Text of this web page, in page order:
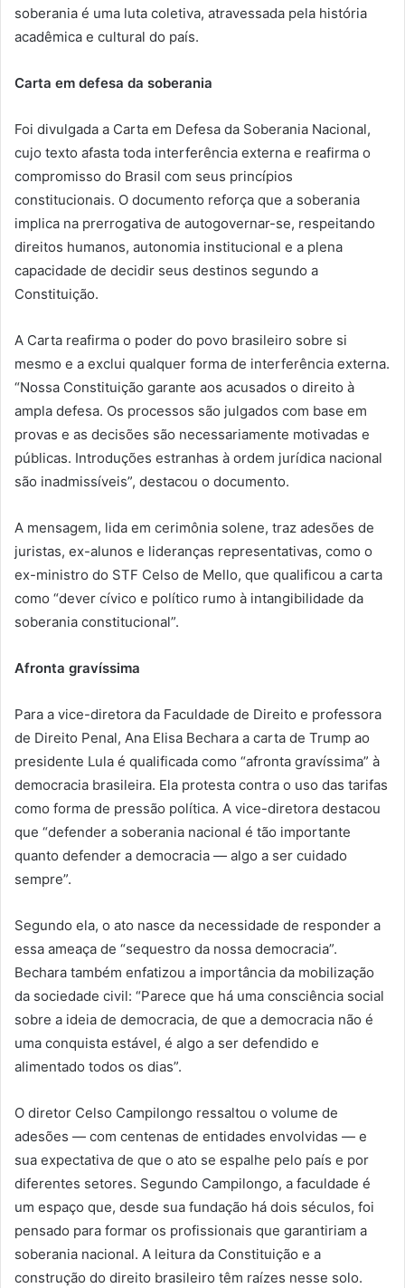
soberania é uma luta coletiva, atravessada pela história
acadêmica e cultural do país.
Carta em defesa da soberania
Foi divulgada a Carta em Defesa da Soberania Nacional,
cujo texto afasta toda interferência externa e reafirma o
compromisso do Brasil com seus princípios
constitucionais. O documento reforça que a soberania
implica na prerrogativa de autogovernar-se, respeitando
direitos humanos, autonomia institucional e a plena
capacidade de decidir seus destinos segundo a
Constituição.
A Carta reafirma o poder do povo brasileiro sobre si
mesmo e a exclui qualquer forma de interferência externa.
“Nossa Constituição garante aos acusados o direito à
ampla defesa. Os processos são julgados com base em
provas e as decisões são necessariamente motivadas e
públicas. Introduções estranhas à ordem jurídica nacional
são inadmissíveis”, destacou o documento.
A mensagem, lida em cerimônia solene, traz adesões de
juristas, ex-alunos e lideranças representativas, como o
ex-ministro do STF Celso de Mello, que qualificou a carta
como “dever cívico e político rumo à intangibilidade da
soberania constitucional”.
Afronta gravíssima
Para a vice-diretora da Faculdade de Direito e professora
de Direito Penal, Ana Elisa Bechara a carta de Trump ao
presidente Lula é qualificada como “afronta gravíssima” à
democracia brasileira. Ela protesta contra o uso das tarifas
como forma de pressão política. A vice-diretora destacou
que “defender a soberania nacional é tão importante
quanto defender a democracia — algo a ser cuidado
sempre”.
Segundo ela, o ato nasce da necessidade de responder a
essa ameaça de “sequestro da nossa democracia”.
Bechara também enfatizou a importância da mobilização
da sociedade civil: “Parece que há uma consciência social
sobre a ideia de democracia, de que a democracia não é
uma conquista estável, é algo a ser defendido e
alimentado todos os dias”.
O diretor Celso Campilongo ressaltou o volume de
adesões — com centenas de entidades envolvidas — e
sua expectativa de que o ato se espalhe pelo país e por
diferentes setores. Segundo Campilongo, a faculdade é
um espaço que, desde sua fundação há dois séculos, foi
pensado para formar os profissionais que garantiriam a
soberania nacional. A leitura da Constituição e a
construção do direito brasileiro têm raízes nesse solo.